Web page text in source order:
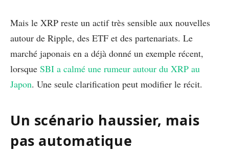
Mais le XRP reste un actif très sensible aux nouvelles
autour de Ripple, des ETF et des partenariats. Le
marché japonais en a déjà donné un exemple récent,
lorsque SBI a calmé une rumeur autour du XRP au
Japon. Une seule clarification peut modifier le récit.
Un scénario haussier, mais
pas automatique